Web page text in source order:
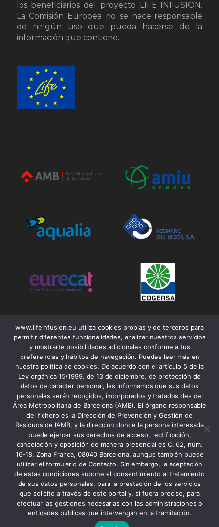
los beneficiarios del proyecto LIFE INFUSION.
La Comisión Europea no se hace responsable
de ningún uso que pueda hacerse de la
información que contiene.
Contacto
Aviso legal
Accesibilidad
Cookies y política de privacidad
© Copyright 2021
www.lifeinfusion.eu utiliza cookies propias y de terceros para
permitir diferentes funcionalidades, analizar nuestros servicios
y mostrarte posibilidades adicionales conforme a tus
preferencias y hábitos de navegación. Puedes leer más en
nuestra política de cookies. De acuerdo con el artículo 5 de la
Ley orgánica 15/1999, de 13 de diciembre, de protección de
datos de carácter personal, les informamos que sus datos
personales serán recogidos, incorporados y tratados des del
Área Metropolitana de Barcelona (AMB). El órgano responsable
del fichero es la Dirección de Prevención y Gestión de
Residuos de l’AMB, y la dirección donde la persona interesada
puede ejercer sus derechos de acceso, rectificación,
cancelación y oposición de manera presencial es C. 62, núm.
16-18, Zona Franca, 08040 Barcelona, aunque también puede
utilizar el formulario de Contacto. Sin embargo, la aceptación
de estas condiciones supone el consentimiento al tratamiento
de sus datos personales, para la prestación de los servicios
que solicite a través de este portal y, si fuera preciso, para
efectuar las gestiones necesarias con las administraciones o
entidades públicas que intervengan en la tramitación.